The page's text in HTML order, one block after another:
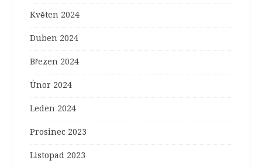
Květen 2024
Duben 2024
Březen 2024
Únor 2024
Leden 2024
Prosinec 2023
Listopad 2023